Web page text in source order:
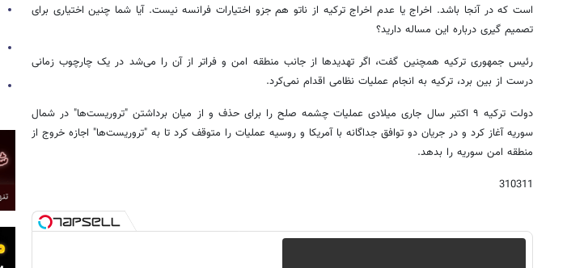
است که در آنجا باشد. اخراج یا عدم اخراج ترکیه از ناتو هم جزو اختیارات فرانسه نیست.‌ آیا شما چنین اختیاری برای
تصمیم گیری درباره این مساله دارید؟
رئیس جمهوری ترکیه همچنین گفت، اگر تهدیدها از جانب منطقه امن و فراتر از آن را می‌شد در یک چارچوب زمانی
درست از بین برد، ترکیه به انجام عملیات نظامی اقدام نمی‌کرد.
دولت ترکیه ۹ اکتبر سال جاری میلادی عملیات چشمه صلح را برای حذف و از میان برداشتن "تروریست‌ها" در شمال
سوریه آغاز کرد و در جریان دو توافق جداگانه با آمریکا و روسیه عملیات را متوقف کرد تا به "تروریست‌ها" اجازه خروج از
منطقه امن سوریه را بدهد.
310311